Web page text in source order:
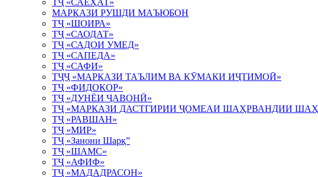
ТҶ «САЁҲАТ»
МАРКАЗИ РУШДИ МАЪЮБОН
ТҶ «ШОИРА»
ТҶ «САОДАТ»
ТҶ «САДОИ УМЕД»
ТҶ «САПЕДА»
ТҶ «САФИ»
ТҶҶ «МАРКАЗИ ТАЪЛИМ ВА КӮМАКИ ИҶТИМОӢ»
ТҶ «ФИДОКОР»
ТҶ «ДУНЁИ ҶАВОНӢ»
ТҶ «МАРКАЗИ ДАСТГИРИИ ҶОМЕАИ ШАҲРВАНДИИ
ТҶ «РАВШАН»
ТҶ «МИР»
ТҶ «Занони Шарқ”
ТҶ «ШАМС»
ТҶ «АФИФ»
ТҶ «МАДАДРАСОН»